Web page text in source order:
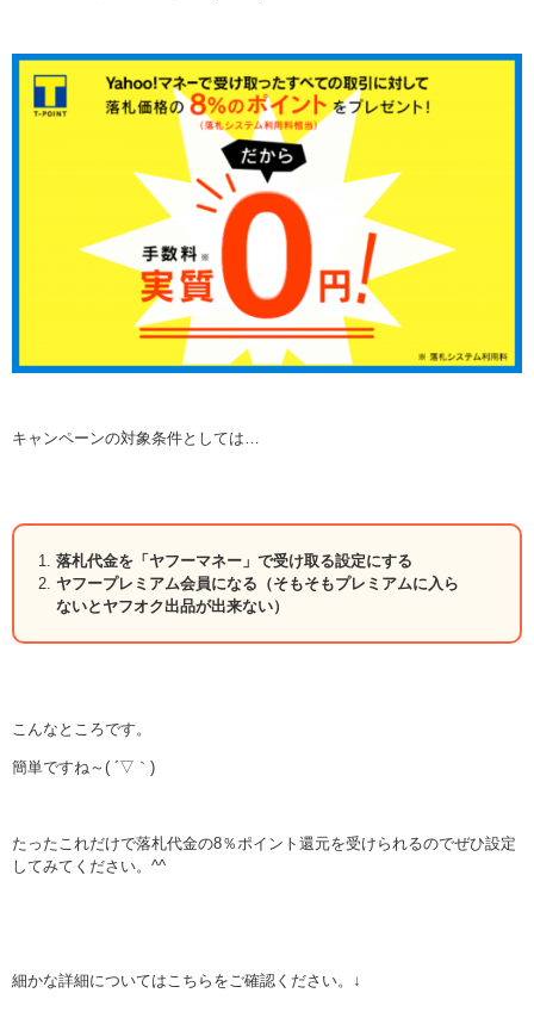
キャンペーンの対象条件としては…
落札代金を「ヤフーマネー」で受け取る設定にする
ヤフープレミアム会員になる（そもそもプレミアムに入ら
ないとヤフオク出品が出来ない）
こんなところです。
簡単ですね～( ´▽｀)
たったこれだけで落札代金の8％ポイント還元を受けられるのでぜひ設定
してみてください。^^
細かな詳細についてはこちらをご確認ください。↓